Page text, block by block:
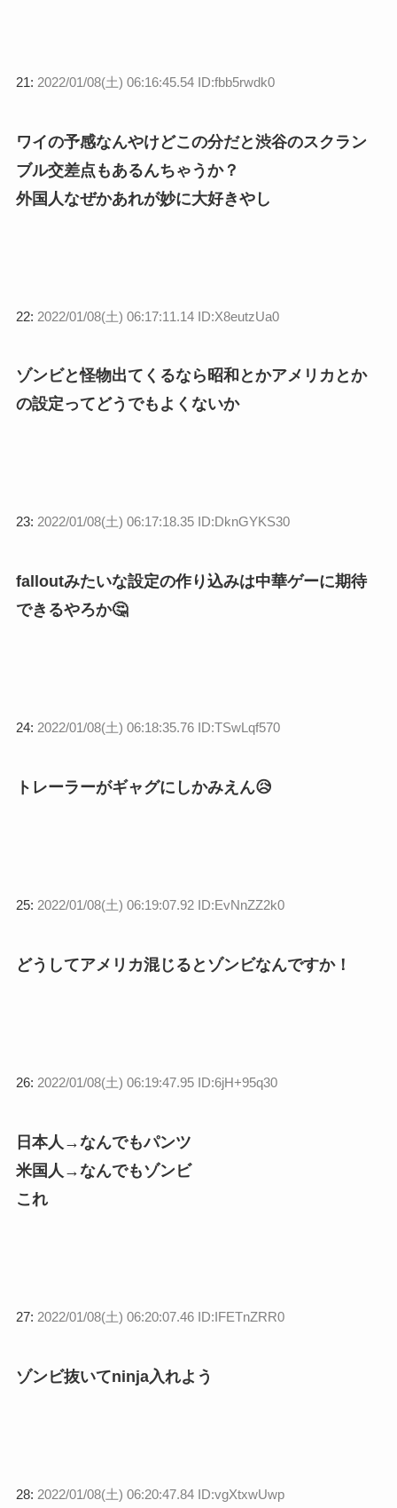
21: 2022/01/08(土) 06:16:45.54 ID:fbb5rwdk0
ワイの予感なんやけどこの分だと渋谷のスクラン
ブル交差点もあるんちゃうか？
外国人なぜかあれが妙に大好きやし
22: 2022/01/08(土) 06:17:11.14 ID:X8eutzUa0
ゾンビと怪物出てくるなら昭和とかアメリカとか
の設定ってどうでもよくないか
23: 2022/01/08(土) 06:17:18.35 ID:DknGYKS30
falloutみたいな設定の作り込みは中華ゲーに期待
できるやろか🤔
24: 2022/01/08(土) 06:18:35.76 ID:TSwLqf570
トレーラーがギャグにしかみえん😥
25: 2022/01/08(土) 06:19:07.92 ID:EvNnZZ2k0
どうしてアメリカ混じるとゾンビなんですか！
26: 2022/01/08(土) 06:19:47.95 ID:6jH+95q30
日本人→なんでもパンツ
米国人→なんでもゾンビ
これ
27: 2022/01/08(土) 06:20:07.46 ID:IFETnZRR0
ゾンビ抜いてninja入れよう
28: 2022/01/08(土) 06:20:47.84 ID:vgXtxwUwp